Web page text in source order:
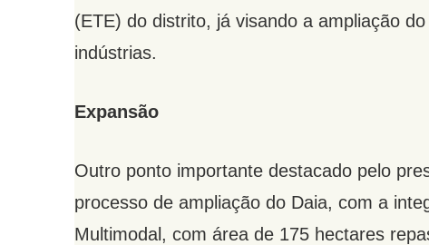
(ETE) do distrito, já visando a ampliação
indústrias.
Expansão
Outro ponto importante destacado pelo
processo de ampliação do Daia, com a
Multimodal, com área de 175 hectares